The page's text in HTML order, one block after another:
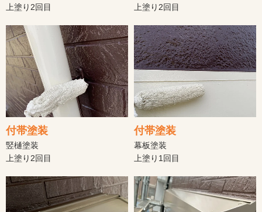
上塗り2回目
上塗り2回目
付帯塗装
竪樋塗装
上塗り2回目
付帯塗装
幕板塗装
上塗り1回目